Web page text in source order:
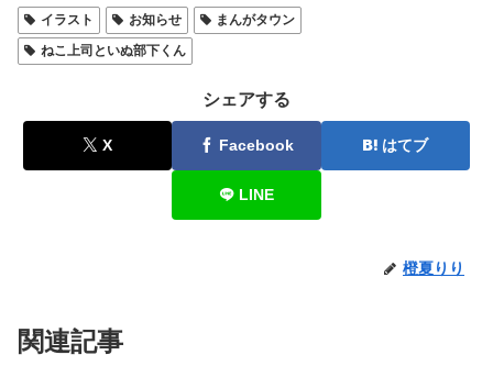
イラスト お知らせ
まんがタウン
ねこ上司といぬ部下くん
シェアする
X Facebook はてブ
LINE
橙夏りり
関連記事